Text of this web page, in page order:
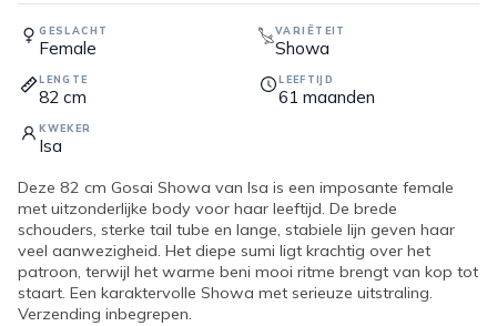
GESLACHT
Female
VARIËTEIT
Showa
LENGTE
82 cm
LEEFTIJD
61 maanden
KWEKER
Isa
Deze 82 cm Gosai Showa van Isa is een imposante female
met uitzonderlijke body voor haar leeftijd. De brede
schouders, sterke tail tube en lange, stabiele lijn geven haar
veel aanwezigheid. Het diepe sumi ligt krachtig over het
patroon, terwijl het warme beni mooi ritme brengt van kop tot
staart. Een karaktervolle Showa met serieuze uitstraling.
Verzending inbegrepen.